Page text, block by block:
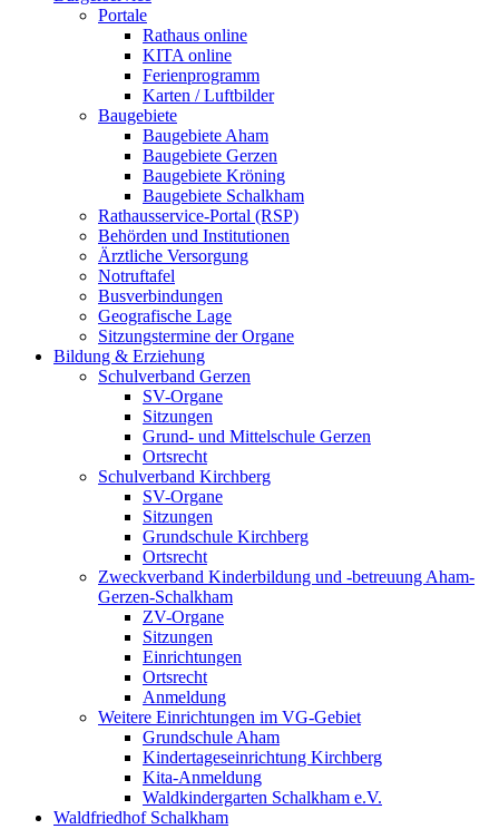
Portale
Rathaus online
KITA online
Ferienprogramm
Karten / Luftbilder
Baugebiete
Baugebiete Aham
Baugebiete Gerzen
Baugebiete Kröning
Baugebiete Schalkham
Rathausservice-Portal (RSP)
Behörden und Institutionen
Ärztliche Versorgung
Notruftafel
Busverbindungen
Geografische Lage
Sitzungstermine der Organe
Bildung & Erziehung
Schulverband Gerzen
SV-Organe
Sitzungen
Grund- und Mittelschule Gerzen
Ortsrecht
Schulverband Kirchberg
SV-Organe
Sitzungen
Grundschule Kirchberg
Ortsrecht
Zweckverband Kinderbildung und -betreuung Aham-
Gerzen-Schalkham
ZV-Organe
Sitzungen
Einrichtungen
Ortsrecht
Anmeldung
Weitere Einrichtungen im VG-Gebiet
Grundschule Aham
Kindertageseinrichtung Kirchberg
Kita-Anmeldung
Waldkindergarten Schalkham e.V.
Waldfriedhof Schalkham